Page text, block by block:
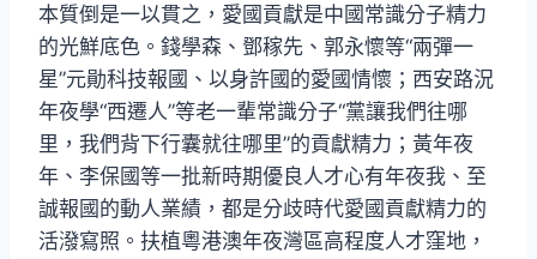
本質倒是一以貫之，愛國貢獻是中國常識分子精力
的光鮮底色。錢學森、鄧稼先、郭永懷等“兩彈一
星”元勛科技報國、以身許國的愛國情懷；西安路況
年夜學“西遷人”等老一輩常識分子“黨讓我們往哪
里，我們背下行囊就往哪里”的貢獻精力；黃年夜
年、李保國等一批新時期優良人才心有年夜我、至
誠報國的動人業績，都是分歧時代愛國貢獻精力的
活潑寫照。扶植粵港澳年夜灣區高程度人才窪地，